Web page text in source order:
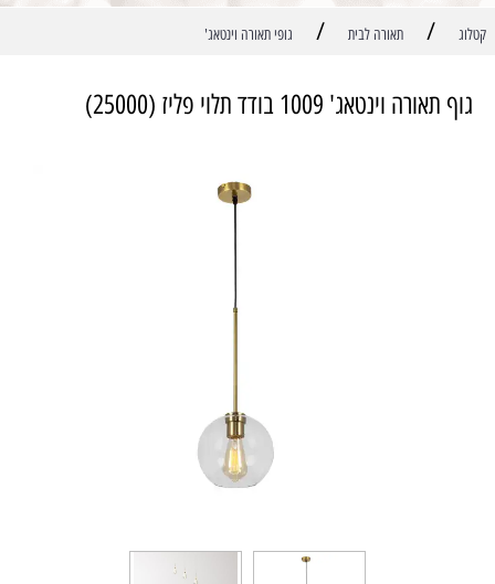
קטלוג / תאורה לבית / גופי תאורה וינטאג'
גוף תאורה וינטאג' 1009 בודד תלוי פליז (25000)